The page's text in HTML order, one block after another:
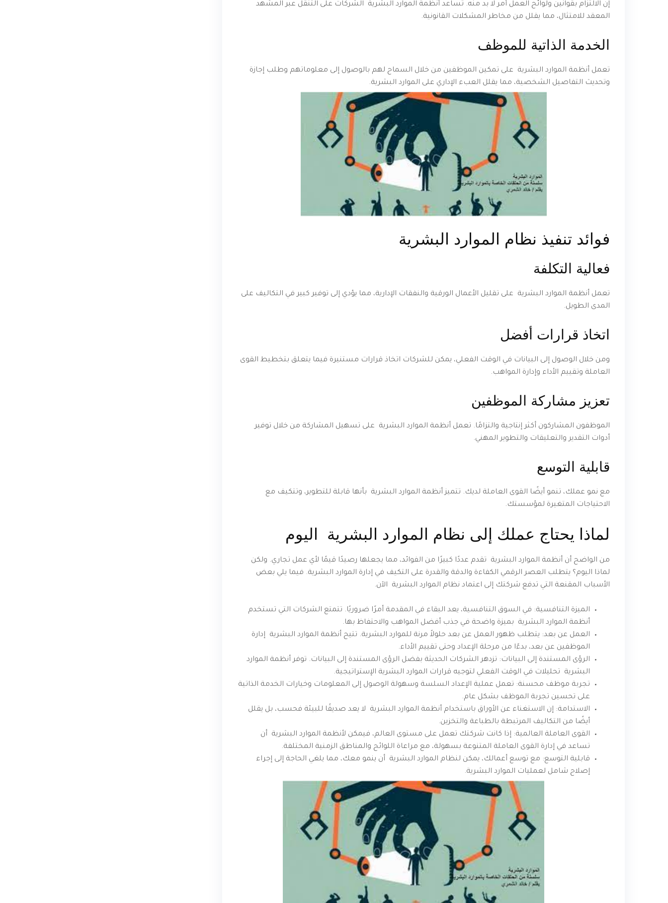
إن الالتزام بقوانين ولوائح العمل أمر لا بد منه. تساعد أنظمة الموارد البشرية الشركات على التنقل عبر المشهد
المعقد للامتثال، مما يقلل من مخاطر المشكلات القانونية.
الخدمة الذاتية للموظف
تعمل أنظمة الموارد البشرية على تمكين الموظفين من خلال السماح لهم بالوصول إلى معلوماتهم وطلب إجازة
وتحديث التفاصيل الشخصية، مما يقلل العبء الإداري على الموارد البشرية.
فوائد تنفيذ نظام الموارد البشرية
فعالية التكلفة
تعمل أنظمة الموارد البشرية على تقليل الأعمال الورقية والنفقات الإدارية، مما يؤدي إلى توفير كبير في التكاليف على
المدى الطويل.
اتخاذ قرارات أفضل
ومن خلال الوصول إلى البيانات في الوقت الفعلي، يمكن للشركات اتخاذ قرارات مستنيرة فيما يتعلق بتخطيط القوى
العاملة وتقييم الأداء وإدارة المواهب.
تعزيز مشاركة الموظفين
الموظفون المشاركون أكثر إنتاجية والتزامًا. تعمل أنظمة الموارد البشرية على تسهيل المشاركة من خلال توفير
أدوات التقدير والتعليقات والتطوير المهني.
قابلية التوسع
مع نمو عملك، تنمو أيضًا القوى العاملة لديك. تتميز أنظمة الموارد البشرية بأنها قابلة للتطوير، وتتكيف مع
الاحتياجات المتغيرة لمؤسستك.
لماذا يحتاج عملك إلى نظام الموارد البشرية اليوم
من الواضح أن أنظمة الموارد البشرية تقدم عددًا كبيرًا من الفوائد، مما يجعلها رصيدًا قيمًا لأي عمل تجاري. ولكن
لماذا اليوم؟ يتطلب العصر الرقمي الكفاءة والدقة والقدرة على التكيف في إدارة الموارد البشرية. فيما يلي بعض
الأسباب المقنعة التي تدفع شركتك إلى اعتماد نظام الموارد البشرية الآن.
الميزة التنافسية: في السوق التنافسية، يعد البقاء في المقدمة أمرًا ضروريًا. تتمتع الشركات التي تستخدم
أنظمة الموارد البشرية بميزة واضحة في جذب أفضل المواهب والاحتفاظ بها.
العمل عن بعد: يتطلب ظهور العمل عن بعد حلولاً مرنة للموارد البشرية. تتيح أنظمة الموارد البشرية إدارة
الموظفين عن بعد، بدءًا من مرحلة الإعداد وحتى تقييم الأداء.
الرؤى المستندة إلى البيانات: تزدهر الشركات الحديثة بفضل الرؤى المستندة إلى البيانات. توفر أنظمة الموارد
البشرية تحليلات في الوقت الفعلي لتوجيه قرارات الموارد البشرية الإستراتيجية.
تجربة موظف محسنة: تعمل عملية الإعداد السلسة وسهولة الوصول إلى المعلومات وخيارات الخدمة الذاتية
على تحسين تجربة الموظف بشكل عام.
الاستدامة: إن الاستغناء عن الأوراق باستخدام أنظمة الموارد البشرية لا يعد صديقًا للبيئة فحسب، بل يقلل
أيضًا من التكاليف المرتبطة بالطباعة والتخزين.
القوى العاملة العالمية: إذا كانت شركتك تعمل على مستوى العالم، فيمكن لأنظمة الموارد البشرية أن
تساعد في إدارة القوى العاملة المتنوعة بسهولة، مع مراعاة اللوائح والمناطق الزمنية المختلفة.
قابلية التوسع: مع توسع أعمالك، يمكن لنظام الموارد البشرية أن ينمو معك، مما يلغي الحاجة إلى إجراء
إصلاح شامل لعمليات الموارد البشرية.